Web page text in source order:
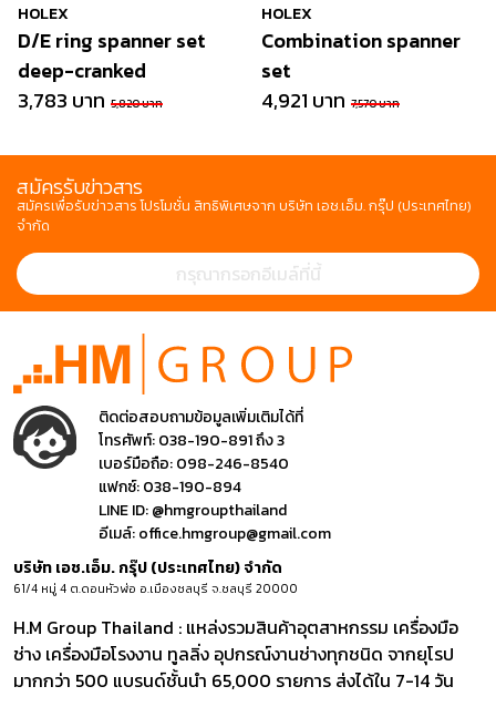
HOLEX
D/E ring spanner set
deep-cranked
3,783 บาท 5,820 บาท
HOLEX
Combination spanner
set
4,921 บาท 7,570 บาท
สมัครรับข่าวสาร
สมัครเพื่อรับข่าวสาร โปรโมชั่น สิทธิพิเศษจาก บริษัท เอช.เอ็ม. กรุ๊ป (ประเทศไทย)
จำกัด
ติดต่อสอบถามข้อมูลเพิ่มเติมได้ที่
โทรศัพท์:038-190-891 ถึง 3
เบอร์มือถือ:098-246-8540
แฟกซ์:038-190-894
LINE ID:@hmgroupthailand
อีเมล์:office.hmgroup@gmail.com
บริษัท เอช.เอ็ม. กรุ๊ป (ประเทศไทย) จำกัด
61/4 หมู่ 4 ต.ดอนหัวฬ่อ อ.เมืองชลบุรี จ.ชลบุรี 20000
H.M Group Thailand : แหล่งรวมสินค้าอุตสาหกรรม เครื่องมือ
ช่าง เครื่องมือโรงงาน ทูลลิ่ง อุปกรณ์งานช่างทุกชนิด จากยุโรป
มากกว่า 500 แบรนด์ชั้นนำ 65,000 รายการ ส่งได้ใน 7-14 วัน